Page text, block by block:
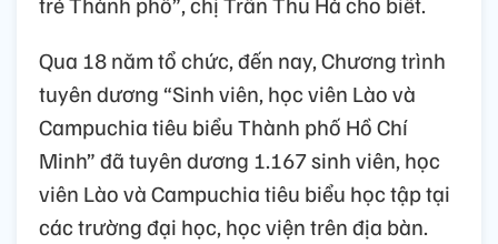
Qua 18 năm tổ chức, đến nay, Chương trình
tuyên dương “Sinh viên, học viên Lào và
Campuchia tiêu biểu Thành phố Hồ Chí
Minh” đã tuyên dương 1.167 sinh viên, học
viên Lào và Campuchia tiêu biểu học tập tại
các trường đại học, học viện trên địa bàn.